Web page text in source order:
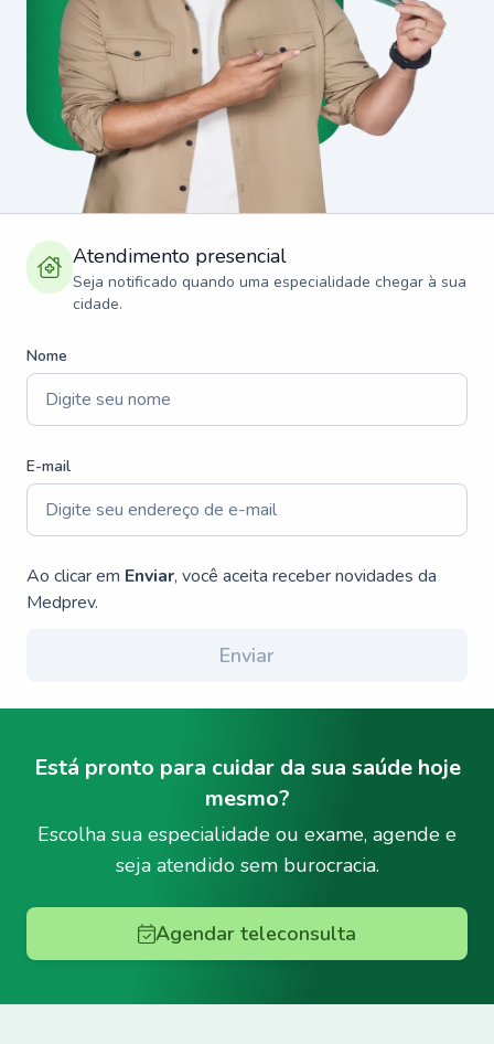
Atendimento presencial
Seja notificado quando uma especialidade chegar à sua
cidade.
Nome
E-mail
Ao clicar em Enviar, você aceita receber novidades da
Medprev.
Enviar
Está pronto para cuidar da sua saúde hoje
mesmo?
Escolha sua especialidade ou exame, agende e
seja atendido sem burocracia.
Agendar teleconsulta